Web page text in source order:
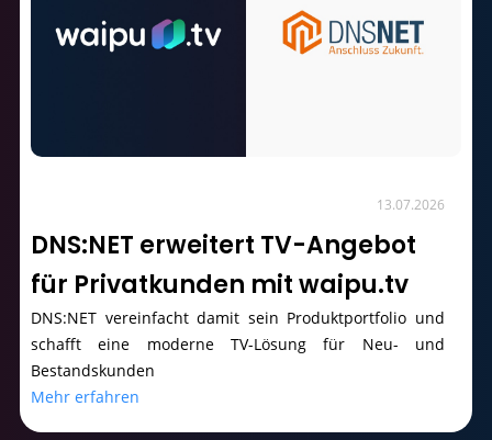
13.07.2026
DNS:NET erweitert TV-Angebot
für Privatkunden mit waipu.tv
DNS:NET vereinfacht damit sein Produktportfolio und
schafft eine moderne TV-Lösung für Neu- und
Bestandskunden
Mehr erfahren